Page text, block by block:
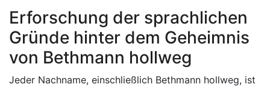
Erforschung der sprachlichen
Gründe hinter dem Geheimnis
von Bethmann hollweg
Jeder Nachname, einschließlich Bethmann hollweg, ist